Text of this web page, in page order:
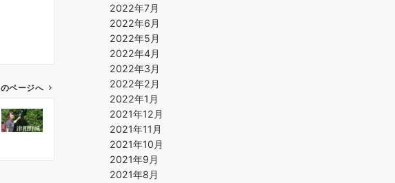
ページへ
2022年7月
2022年6月
2022年5月
2022年4月
2022年3月
2022年2月
2022年1月
2021年12月
2021年11月
2021年10月
2021年9月
2021年8月